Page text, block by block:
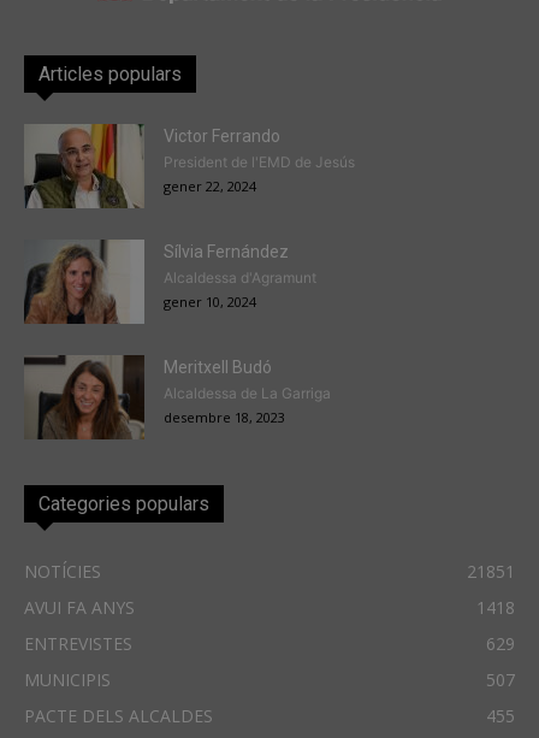
Articles populars
Victor Ferrando
President de l'EMD de Jesús
gener 22, 2024
Sílvia Fernández
Alcaldessa d'Agramunt
gener 10, 2024
Meritxell Budó
Alcaldessa de La Garriga
desembre 18, 2023
Categories populars
NOTÍCIES
21851
AVUI FA ANYS
1418
ENTREVISTES
629
MUNICIPIS
507
PACTE DELS ALCALDES
455